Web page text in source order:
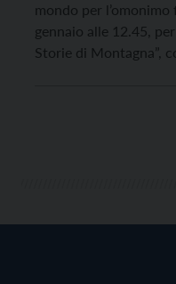
mondo per
gennaio alle 12.45,
Storie di Montagna”,